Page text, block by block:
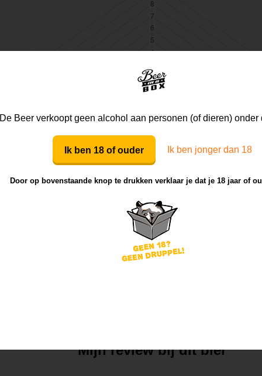
Mijn review bij dit bier
De Beer verkoopt geen alcohol aan personen (of dieren) onder
Ik ben 18 of ouder Ik ben jonger dan 18
Door op bovenstaande knop te drukken verklaar je dat je 18 jaar of